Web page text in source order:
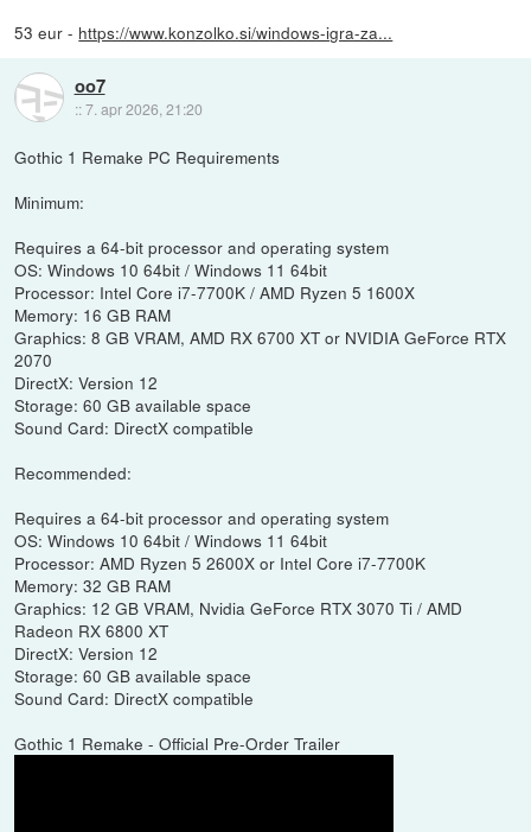
53 eur - https://www.konzolko.si/windows-igra-za...
oo7
::7. apr 2026, 21:20
Gothic 1 Remake PC Requirements
Minimum:
Requires a 64-bit processor and operating system
OS: Windows 10 64bit / Windows 11 64bit
Processor: Intel Core i7-7700K / AMD Ryzen 5 1600X
Memory: 16 GB RAM
Graphics: 8 GB VRAM, AMD RX 6700 XT or NVIDIA GeForce RTX
2070
DirectX: Version 12
Storage: 60 GB available space
Sound Card: DirectX compatible
Recommended:
Requires a 64-bit processor and operating system
OS: Windows 10 64bit / Windows 11 64bit
Processor: AMD Ryzen 5 2600X or Intel Core i7-7700K
Memory: 32 GB RAM
Graphics: 12 GB VRAM, Nvidia GeForce RTX 3070 Ti / AMD
Radeon RX 6800 XT
DirectX: Version 12
Storage: 60 GB available space
Sound Card: DirectX compatible
Gothic 1 Remake - Official Pre-Order Trailer